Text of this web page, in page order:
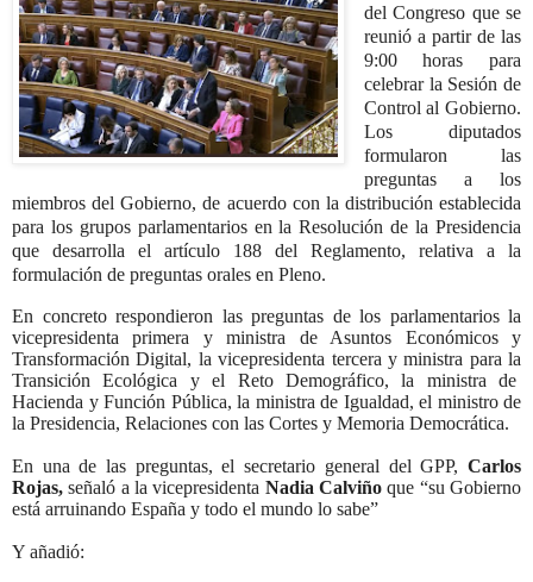
del Congreso que se
reunió a partir de las
9:00 horas para
celebrar la Sesión de
Control al Gobierno.
Los diputados
formularon las
preguntas a los
miembros del Gobierno, de acuerdo con la distribución establecida
para los grupos parlamentarios en la Resolución de la Presidencia
que desarrolla el artículo 188 del Reglamento, relativa a la
formulación de preguntas orales en Pleno.
En concreto respondieron las preguntas de los parlamentarios la
vicepresidenta primera y ministra de Asuntos Económicos y
Transformación Digital, la vicepresidenta tercera y ministra para la
Transición Ecológica y el Reto Demográfico, la ministra de
Hacienda y Función Pública, la ministra de Igualdad, el ministro de
la Presidencia, Relaciones con las Cortes y Memoria Democrática.
En una de las preguntas, el secretario general del GPP, Carlos
Rojas, señaló a la vicepresidenta Nadia Calviño que “su Gobierno
está arruinando España y todo el mundo lo sabe”
Y añadió: